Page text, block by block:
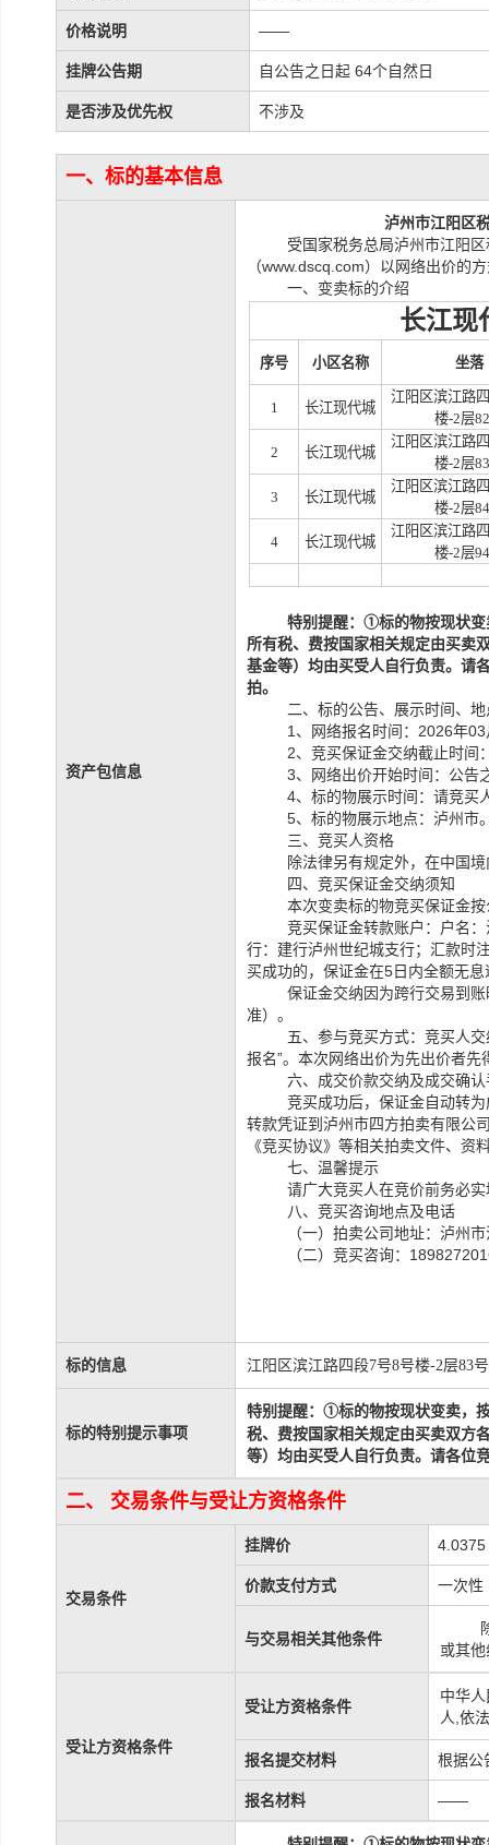
价格说明 ——
挂牌公告期 自公告之日起 64个自然日
是否涉及优先权 不涉及
一、标的基本信息
资产包信息
泸州市江阳区
受国家税务总局泸州市江阳
（www.dscq.com）以网络出价的
一、变卖标的介绍
长江现
序号 小区名称 坐落
1 长江现代城
江阳区滨江路
楼-2层
2 长江现代城
江阳区滨江路
楼-2层
3 长江现代城
江阳区滨江路
楼-2层
4 长江现代城
江阳区滨江路
楼-2层
特别提醒：①标的物按现状变
所有税、费按国家相关规定由买卖
基金等）均由买受人自行负责。请
拍。
二、标的公告、展示时间、地
1、网络报名时间：2026年
2、竞买保证金交纳截止时间
3、网络出价开始时间：公告
4、标的物展示时间：请竞买
5、标的物展示地点：泸州市
三、竞买人资格
除法律另有规定外，在中国
四、竞买保证金交纳须知
本次变卖标的物竞买保证金
竞买保证金转款账户：户名
行：建行泸州世纪城支行； 汇款时
买成功的，保证金在5日内全额无息
保证金交纳因为跨行交易到
准）。
五、参与竞买方式：竞买人
报名”。 本次网络出价为先出价者先
六、成交价款交纳及成交确
竞买成功后，保证金自动转
转款凭证到泸州市四方拍卖有限公
《竞买协议》等相关拍卖文件、资
七、温馨提示
请广大竞买人在竞价前务必
八、竞买咨询地点及电话
（一）拍卖公司地址：泸州
（二）竞买咨询：
标的信息 江阳区滨江路四段7号8号楼-2层83
标的特别提示事项
特别提醒： ①标的物按现状变卖，
税、费按国家相关规定由买卖双方
等）均由买受人自行负责。请各位
二、 交易条件与受让方资格条件
交易条件
挂牌价 4.0375
价款支付方式 一次性
与交易相关其他条件
或其
受让方资格条件
受让方资格条件
中华
人,依
报名提交材料 根据公
报名材料 ——